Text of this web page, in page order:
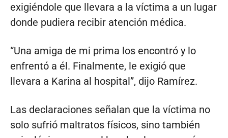
exigiéndole que llevara a la víctima a un lugar
donde pudiera recibir atención médica.
“Una amiga de mi prima los encontró y lo
enfrentó a él. Finalmente, le exigió que
llevara a Karina al hospital”, dijo Ramírez.
Las declaraciones señalan que la víctima no
solo sufrió maltratos físicos, sino también